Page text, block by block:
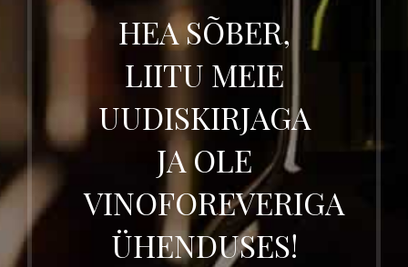
HEA SÕBER,
LIITU MEIE
UUDISKIRJAGA
JA OLE
VINOFOREVERIGA
ÜHENDUSES!